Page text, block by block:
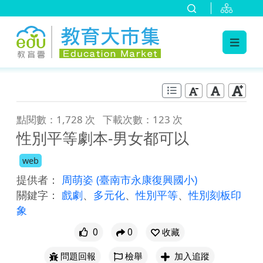
點閱數：1,728 次 下載次數：123 次
性別平等劇本-男女都可以
web
提供者： 周萌姿 (臺南市永康復興國小)
關鍵字： 戲劇、 多元化、性別平等、性別刻板印
象
0 0
收藏
問題回報
檢舉 加入追蹤